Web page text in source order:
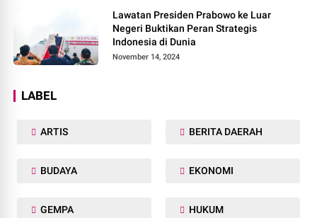
Lawatan Presiden Prabowo ke Luar
Negeri Buktikan Peran Strategis
Indonesia di Dunia
November 14, 2024
LABEL
ARTIS BERITA DAERAH
BUDAYA EKONOMI
GEMPA HUKUM